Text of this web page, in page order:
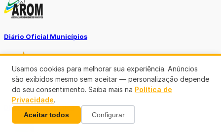
Diário Oficial Municípios
Diario Oficial Justiça
Usamos cookies para melhorar sua experiência. Anúncios
são exibidos mesmo sem aceitar — personalização depende
do seu consentimento. Saiba mais na Política de
Privacidade.
Aceitar todos Configurar